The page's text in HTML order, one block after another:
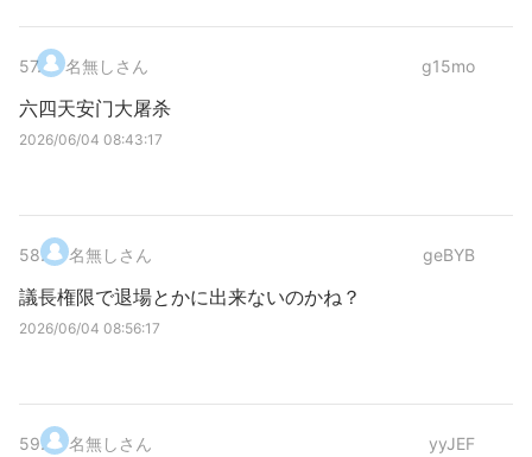
57. 名無しさん g15mo
六四天安门大屠杀
2026/06/04 08:43:17
58. 名無しさん geBYB
議長権限で退場とかに出来ないのかね？
2026/06/04 08:56:17
59. 名無しさん yyJEF